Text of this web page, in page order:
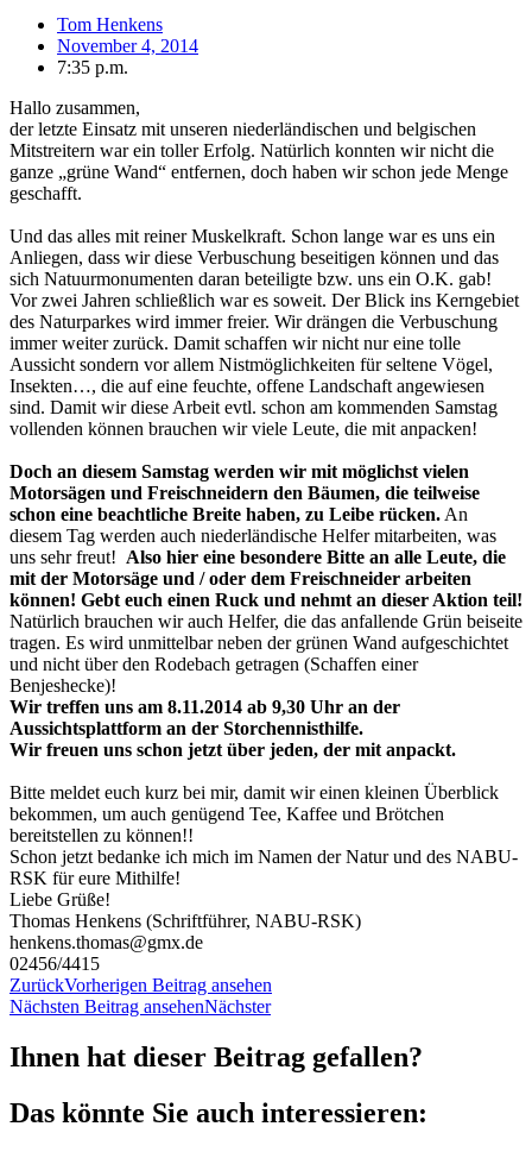
Tom Henkens
November 4, 2014
7:35 p.m.
Hallo zusammen,
der letzte Einsatz mit unseren niederländischen und belgischen
Mitstreitern war ein toller Erfolg. Natürlich konnten wir nicht die
ganze „grüne Wand“ entfernen, doch haben wir schon jede Menge
geschafft.
Und das alles mit reiner Muskelkraft. Schon lange war es uns ein
Anliegen, dass wir diese Verbuschung beseitigen können und das
sich Natuurmonumenten daran beteiligte bzw. uns ein O.K. gab!
Vor zwei Jahren schließlich war es soweit. Der Blick ins Kerngebiet
des Naturparkes wird immer freier. Wir drängen die Verbuschung
immer weiter zurück. Damit schaffen wir nicht nur eine tolle
Aussicht sondern vor allem Nistmöglichkeiten für seltene Vögel,
Insekten…, die auf eine feuchte, offene Landschaft angewiesen
sind. Damit wir diese Arbeit evtl. schon am kommenden Samstag
vollenden können brauchen wir viele Leute, die mit anpacken!
Doch an diesem Samstag werden wir mit möglichst vielen
Motorsägen und Freischneidern den Bäumen, die teilweise
schon eine beachtliche Breite haben, zu Leibe rücken. An
diesem Tag werden auch niederländische Helfer mitarbeiten, was
uns sehr freut! Also hier eine besondere Bitte an alle Leute, die
mit der Motorsäge und / oder dem Freischneider arbeiten
können! Gebt euch einen Ruck und nehmt an dieser Aktion teil!
Natürlich brauchen wir auch Helfer, die das anfallende Grün beiseite
tragen. Es wird unmittelbar neben der grünen Wand aufgeschichtet
und nicht über den Rodebach getragen (Schaffen einer
Benjeshecke)!
Wir treffen uns am 8.11.2014 ab 9,30 Uhr an der
Aussichtsplattform an der Storchennisthilfe.
Wir freuen uns schon jetzt über jeden, der mit anpackt.
Bitte meldet euch kurz bei mir, damit wir einen kleinen Überblick
bekommen, um auch genügend Tee, Kaffee und Brötchen
bereitstellen zu können!!
Schon jetzt bedanke ich mich im Namen der Natur und des NABU-
RSK für eure Mithilfe!
Liebe Grüße!
Thomas Henkens (Schriftführer, NABU-RSK)
henkens.thomas@gmx.de
02456/4415
ZurückVorherigen Beitrag ansehen
Nächsten Beitrag ansehenNächster
Ihnen hat dieser Beitrag gefallen?
Das könnte Sie auch interessieren: